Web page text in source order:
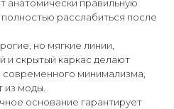
анатомически правильную
расслабиться после
но мягкие линии,
и скрытый каркас делают
минимализма,
из моды.
основание гарантирует